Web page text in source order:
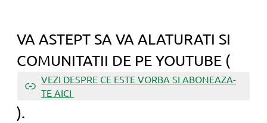
VA ASTEPT SA VA ALATURATI SI
COMUNITATII DE PE YOUTUBE (
VEZI DESPRE CE ESTE VORBA SI ABONEAZA-
TE AICI
).